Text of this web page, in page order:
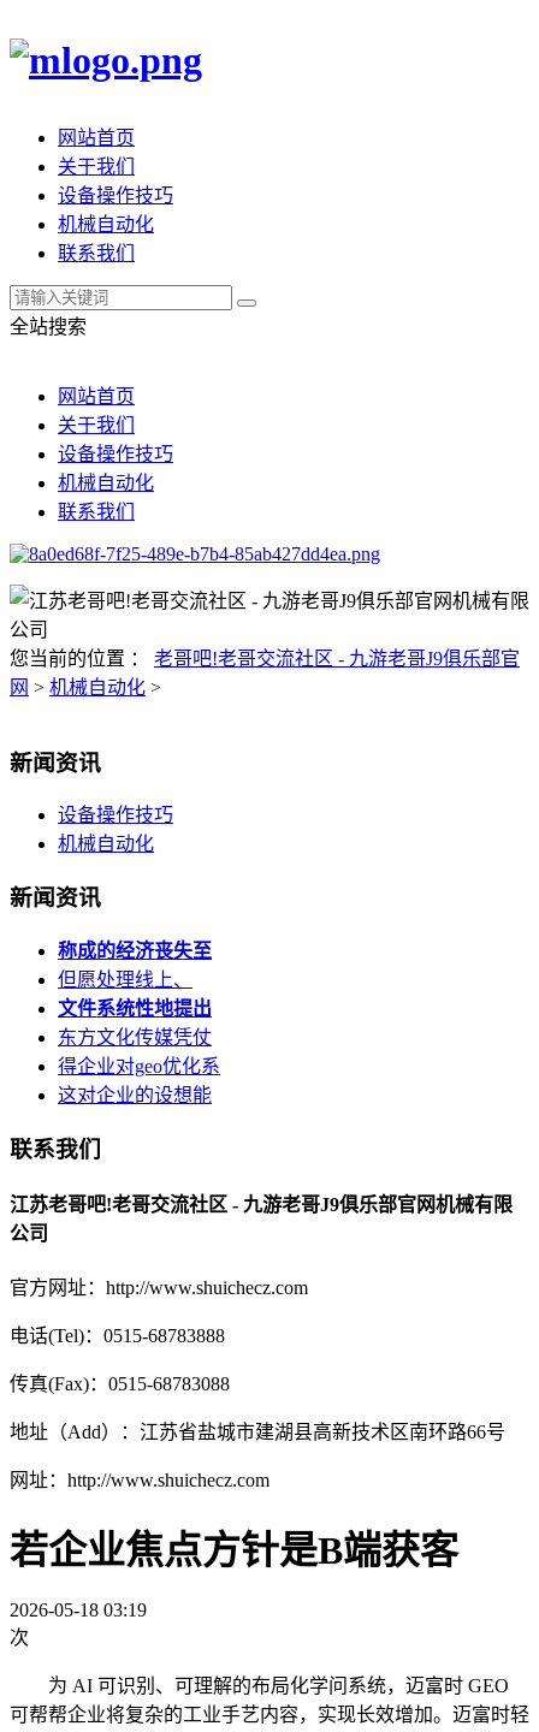
网站首页
关于我们
设备操作技巧
机械自动化
联系我们
全站搜索
网站首页
关于我们
设备操作技巧
机械自动化
联系我们
您当前的位置 ： 老哥吧!老哥交流社区 - 九游老哥J9俱乐部官
网 > 机械自动化 >
新闻资讯
设备操作技巧
机械自动化
新闻资讯
称成的经济丧失至
但愿处理线上、
文件系统性地提出
东方文化传媒凭仗
得企业对geo优化系
这对企业的设想能
联系我们
江苏老哥吧!老哥交流社区 - 九游老哥J9俱乐部官网机械有限
公司
官方网址：http://www.shuichecz.com
电话(Tel)：0515-68783888
传真(Fax)：0515-68783088
地址（Add）：江苏省盐城市建湖县高新技术区南环路66号
网址：http://www.shuichecz.com
若企业焦点方针是B端获客
2026-05-18 03:19
次
为 AI 可识别、可理解的布局化学问系统，迈富时 GEO
可帮帮企业将复杂的工业手艺内容，实现长效增加。迈富时轻